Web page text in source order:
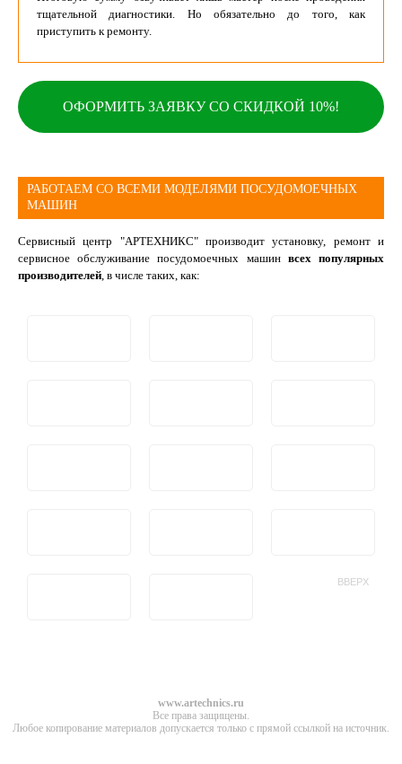
тщательной диагностики. Но обязательно до того, как
приступить к ремонту.
ОФОРМИТЬ ЗАЯВКУ СО СКИДКОЙ 10%!
РАБОТАЕМ СО ВСЕМИ МОДЕЛЯМИ ПОСУДОМОЕЧНЫХ
МАШИН
Сервисный центр "АРТЕХНИКС" производит установку, ремонт и
сервисное обслуживание посудомоечных машин всех популярных
производителей, в числе таких, как:
www.artechnics.ru
Все права защищены.
Любое копирование материалов допускается только с прямой ссылкой на источник.
ВВЕРХ